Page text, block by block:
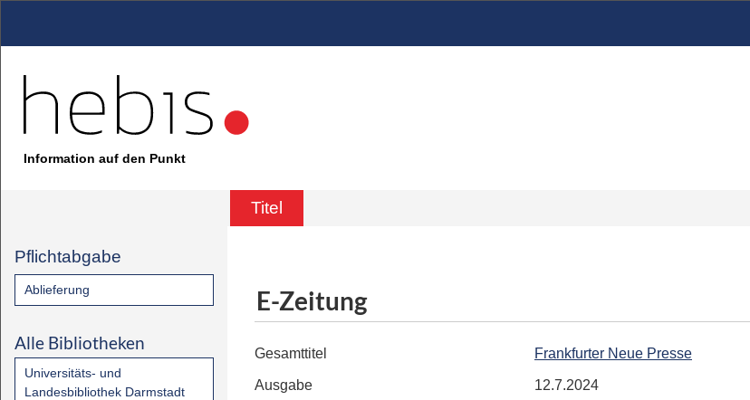
Information auf den Punkt
Titel
Pflichtabgabe
Ablieferung
Alle Bibliotheken
Universitäts- und
Landesbibliothek Darmstadt
E-Zeitung
Gesamttitel Frankfurter Neue Presse
Ausgabe
12.7.2024